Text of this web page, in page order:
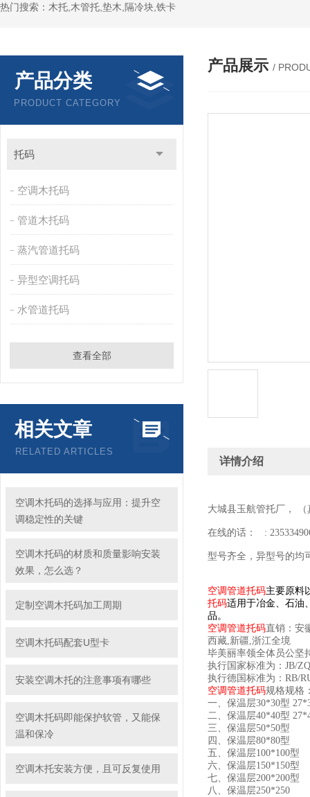
热门搜索：木托,木管托,垫木,隔冷块,铁卡
产品分类
PRODUCT CATEGORY
托码
空调木托码
管道木托码
蒸汽管道托码
异型空调托码
水管道托码
查看全部
相关文章
RELATED ARTICLES
空调木托码的选择与应用：提升空
调稳定性的关键
空调木托码的材质和质量影响安装
效果，怎么选？
定制空调木托码加工周期
空调木托码配套U型卡
安装空调木托的注意事项有哪些
空调木托码即能保护软管，又能保
温和保冷
空调木托安装方便，且可反复使用
产品展示 /
详情介绍
大城县玉航管托厂，
在线的话： :
型号齐全，异型号的均
空调管道托码主要原料
托码适用于冶金、石油
品。
空调管道托码直销：安
西藏,新疆,浙江全境
毕美丽率领全体员公坚
执行国家标准为： JB/
执行德国标准为： RB/
空调管道托码规格规格
一、保温层30*30型
二、保温层40*40型
三、保温层50*50型
四、保温层80*80型
五、保温层100*100型
六、保温层150*150型
七、保温层200*200型
八、保温层250*250